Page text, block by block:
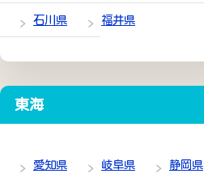
石川県 福井県
東海
愛知県 岐阜県 静岡県